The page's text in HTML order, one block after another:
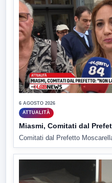
6 AGOSTO 2026
ATTUALITÀ
Miasmi, Comitati dal
Comitati dal Prefetto